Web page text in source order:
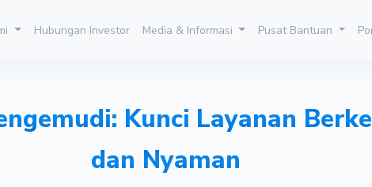
Hubungan Investor Media & Informasi Pusat Bantuan
Kunci Layanan
dan Nyaman